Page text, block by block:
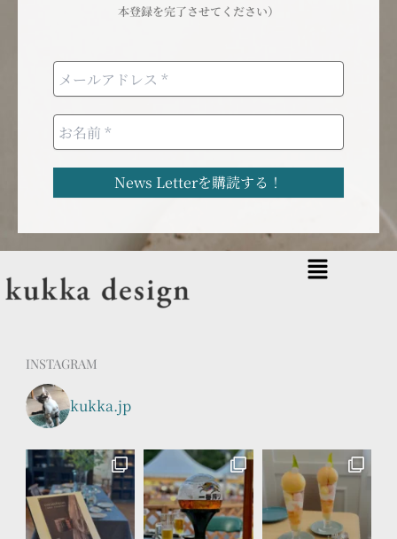
本登録を完了させてください）
メ
ニ
INSTAGRAM
kukka.jp